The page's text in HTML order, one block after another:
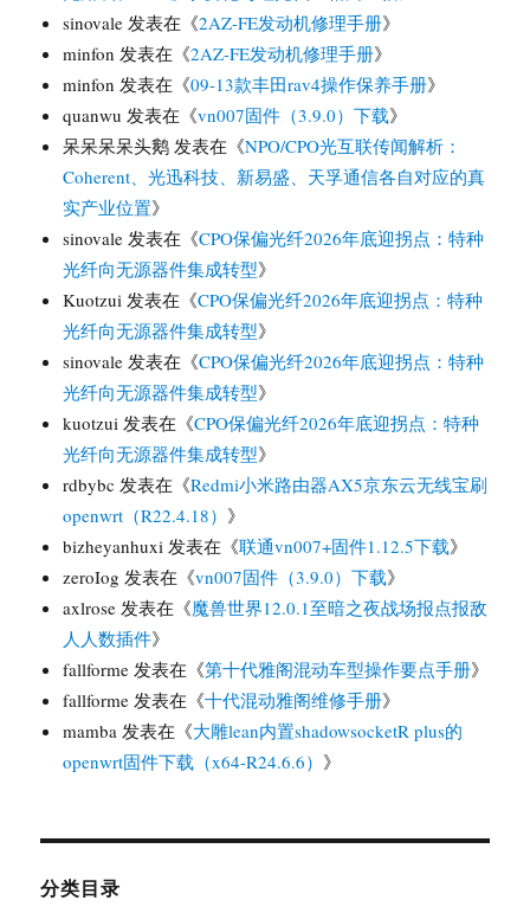
sinovale 发表在《2AZ-FE发动机修理手册》
minfon 发表在《2AZ-FE发动机修理手册》
minfon 发表在《09-13款丰田rav4操作保养手册》
quanwu 发表在《vn007固件（3.9.0）下载》
呆呆呆呆头鹅 发表在《NPO/CPO光互联传闻解析：
Coherent、光迅科技、新易盛、天孚通信各自对应的真
实产业位置》
sinovale 发表在《CPO保偏光纤2026年底迎拐点：特种
光纤向无源器件集成转型》
Kuotzui 发表在《CPO保偏光纤2026年底迎拐点：特种
光纤向无源器件集成转型》
sinovale 发表在《CPO保偏光纤2026年底迎拐点：特种
光纤向无源器件集成转型》
kuotzui 发表在《CPO保偏光纤2026年底迎拐点：特种
光纤向无源器件集成转型》
rdbybc 发表在《Redmi小米路由器AX5京东云无线宝刷
openwrt（R22.4.18） 》
bizheyanhuxi 发表在《联通vn007+固件1.12.5下载》
zeroIog 发表在《vn007固件（3.9.0）下载》
axlrose 发表在《魔兽世界12.0.1至暗之夜战场报点报敌
人人数插件》
fallforme 发表在《第十代雅阁混动车型操作要点手册》
fallforme 发表在《十代混动雅阁维修手册》
mamba 发表在《大雕lean内置shadowsocketR plus的
openwrt固件下载（x64-R24.6.6） 》
分类目录